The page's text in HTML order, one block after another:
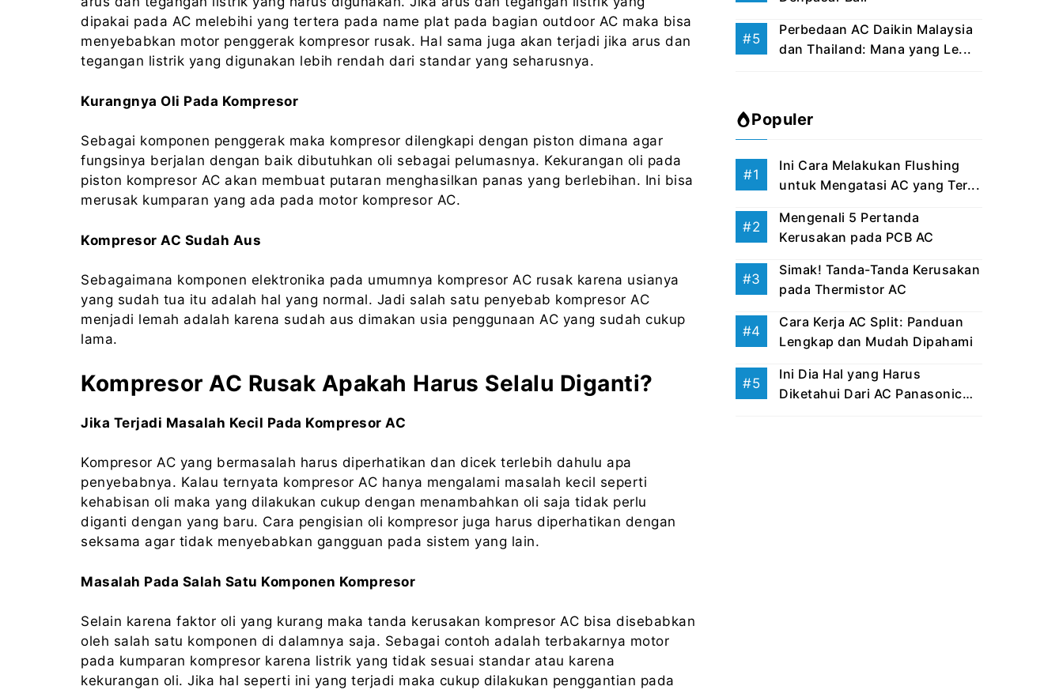
dipakai pada AC melebihi yang tertera pada name plat pada bagian outdoor AC maka bisa
menyebabkan motor penggerak kompresor rusak. Hal sama juga akan terjadi jika arus dan
tegangan listrik yang digunakan lebih rendah dari standar yang seharusnya.
Kurangnya Oli Pada Kompresor
Sebagai komponen penggerak maka kompresor dilengkapi dengan piston dimana agar
fungsinya berjalan dengan baik dibutuhkan oli sebagai pelumasnya. Kekurangan oli pada
piston kompresor AC akan membuat putaran menghasilkan panas yang berlebihan. Ini bisa
merusak kumparan yang ada pada motor kompresor AC.
Kompresor AC Sudah Aus
Sebagaimana komponen elektronika pada umumnya kompresor AC rusak karena usianya
yang sudah tua itu adalah hal yang normal. Jadi salah satu penyebab kompresor AC
menjadi lemah adalah karena sudah aus dimakan usia penggunaan AC yang sudah cukup
lama.
Kompresor AC Rusak Apakah Harus Selalu Diganti?
Jika Terjadi Masalah Kecil Pada Kompresor AC
Kompresor AC yang bermasalah harus diperhatikan dan dicek terlebih dahulu apa
penyebabnya. Kalau ternyata kompresor AC hanya mengalami masalah kecil seperti
kehabisan oli maka yang dilakukan cukup dengan menambahkan oli saja tidak perlu
diganti dengan yang baru. Cara pengisian oli kompresor juga harus diperhatikan dengan
seksama agar tidak menyebabkan gangguan pada sistem yang lain.
Masalah Pada Salah Satu Komponen Kompresor
Selain karena faktor oli yang kurang maka tanda kerusakan kompresor AC bisa disebabkan
oleh salah satu komponen di dalamnya saja. Sebagai contoh adalah terbakarnya motor
pada kumparan kompresor karena listrik yang tidak sesuai standar atau karena
kekurangan oli. Jika hal seperti ini yang terjadi maka cukup dilakukan penggantian pada
Perbedaan AC Daikin Malaysia
dan Thailand: Mana yang Le...
Populer
Ini Cara Melakukan Flushing
untuk Mengatasi AC yang Ter...
Mengenali 5 Pertanda
Kerusakan pada PCB AC
Simak! Tanda-Tanda Kerusakan
pada Thermistor AC
Cara Kerja AC Split: Panduan
Lengkap dan Mudah Dipahami
Ini Dia Hal yang Harus
Diketahui Dari AC Panasonic